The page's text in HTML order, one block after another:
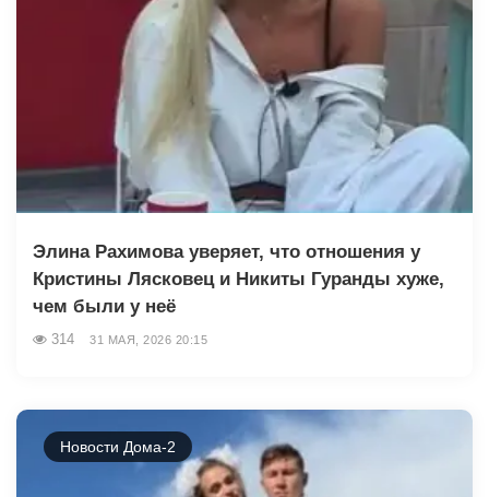
Элина Рахимова уверяет, что отношения у
Кристины Лясковец и Никиты Гуранды хуже,
чем были у неё
314 31 МАЯ, 2026 20:15
Новости Дома-2